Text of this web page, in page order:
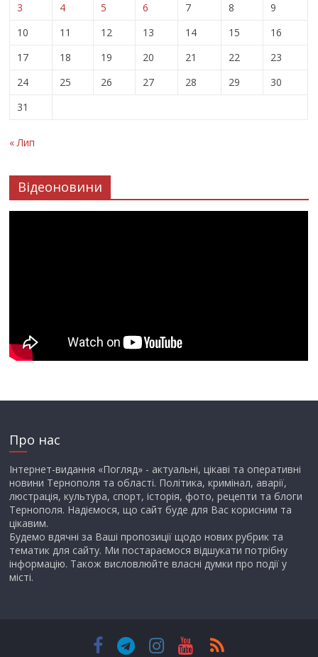
3
4 5 6 7 8
9
10
11 12 13 14 15
16
17
18 19 20 21 22
23
24
25 26 27 28 29
30
31
« Лип
Відеоновини
Про нас
Інтернет-видання «Погляд» - актуальні, цікаві та оперативні
новини Тернополя та області. Політика, кримінал, аварії,
люстрація, культура, спорт, історія, фото, рецепти та блоги
Тернополя. Надіємося, що сайт буде для Вас корисним та
цікавим.
Будемо вдячні за Ваші пропозиції щодо нових рубрик та
тематик для сайту. Ми постараємося відшукати потрібну
інформацію. Також висловлюйте власні думки про події у
місті.